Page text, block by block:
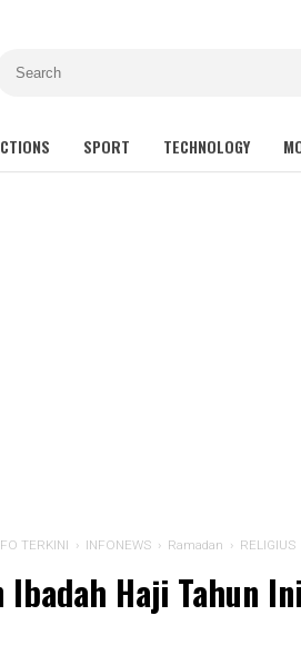
SPORT TECHNOLOGY
TERKINI › INFONEWS › Ramadan › RELIGIUS
Haji Tahun